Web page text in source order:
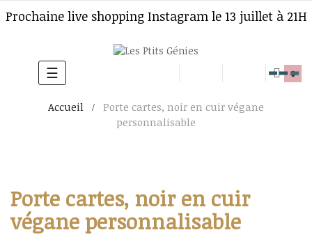
Prochaine live shopping Instagram le 13 juillet à 21H
Basculer
☰ 0
Accueil
Porte cartes, noir en cuir végane
personnalisable
Porte cartes, noir en cuir
végane personnalisable